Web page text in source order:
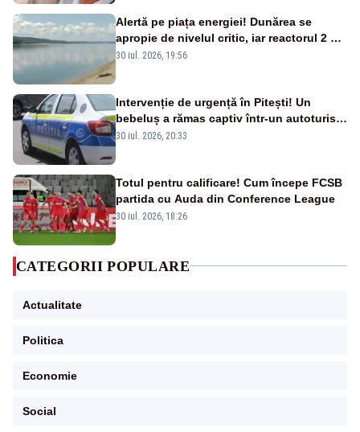
Alertă pe piața energiei! Dunărea se
apropie de nivelul critic, iar reactorul 2 de
la Cernavodă ar putea fi oprit
30 iul. 2026, 19:56
Intervenție de urgență în Pitești! Un
bebeluș a rămas captiv într-un autoturism
din cauza unei defecțiuni
30 iul. 2026, 20:33
Totul pentru calificare! Cum începe FCSB
partida cu Auda din Conference League
30 iul. 2026, 18:26
CATEGORII POPULARE
Actualitate
Politica
Economie
Social